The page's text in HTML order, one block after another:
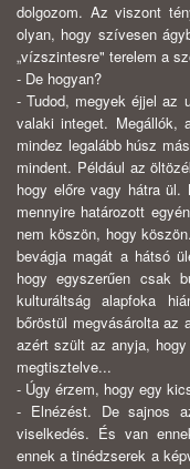
dolgozom. Az viszont
olyan, hogy szívesen
„vízszintesre" terelem a
- De hogyan?
- Tudod, megyek éjjel az
valaki integet. Megállók,
mindez legalább húsz
mindent. Például az
hogy előre vagy hátra ül.
mennyire határozott
nem köszön, hogy
bevágja magát a hátsó
hogy egyszerűen csak
kulturáltság alapfoka
bőröstül megvásárolta az
azért szült az anyja,
megtisztelve...
- Úgy érzem, hogy egy
- Elnézést. De sajnos
viselkedés. És van
ennek a tinédzserek a